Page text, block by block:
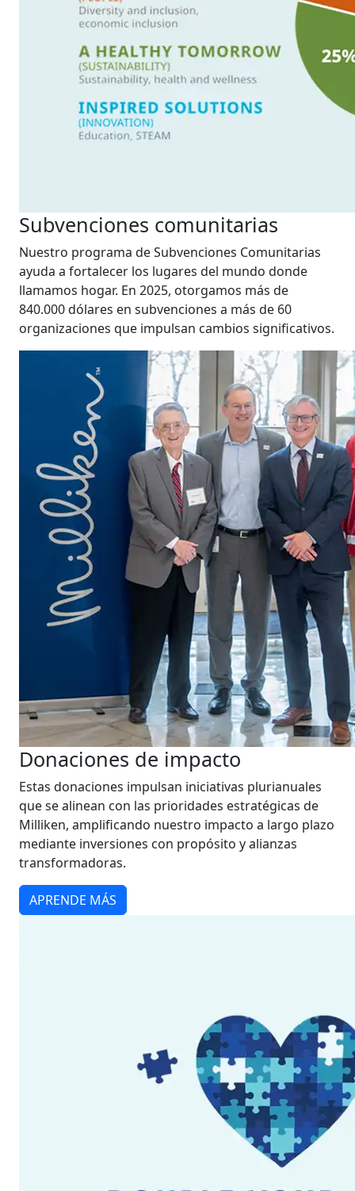
Subvenciones comunitarias
Nuestro programa de Subvenciones Comunitarias
ayuda a fortalecer los lugares del mundo donde
llamamos hogar. En 2025, otorgamos más de
840.000 dólares en subvenciones a más de 60
organizaciones que impulsan cambios significativos.
Donaciones de impacto
Estas donaciones impulsan iniciativas plurianuales
que se alinean con las prioridades estratégicas de
Milliken, amplificando nuestro impacto a largo plazo
mediante inversiones con propósito y alianzas
transformadoras.
APRENDE MÁS